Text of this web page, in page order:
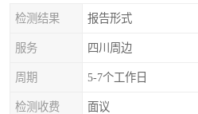
检测结果 报告形式
服务 四川周边
周期 5-7个工作日
检测收费 面议